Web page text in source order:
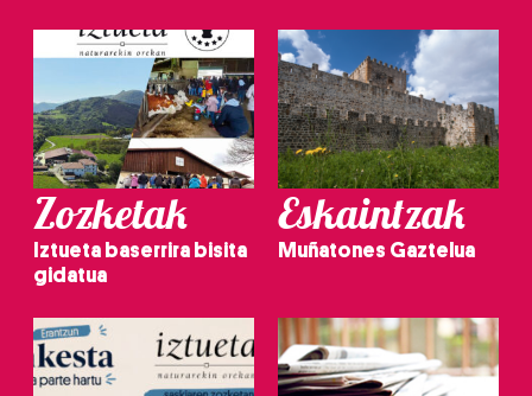
Zozketak
Iztueta baserrira bisita
gidatua
Eskaintzak
Muñatones Gaztelua